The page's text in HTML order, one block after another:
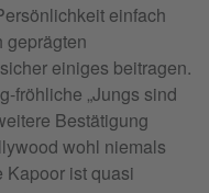
einfach
geprägten
einiges beitragen.
fröhliche „Jungs sind
Bestätigung
wohl niemals
Kapoor ist quasi